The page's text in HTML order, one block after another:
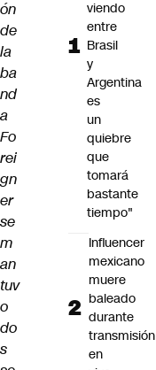
ón
de
la
ba
nd
a
Fo
rei
gn
er
se
m
an
tuv
o
do
s
viendo
entre
Brasil
y
Argentina
es
un
quiebre
que
tomará
bastante
tiempo"
Influencer
mexicano
muere
baleado
durante
transmisión
en